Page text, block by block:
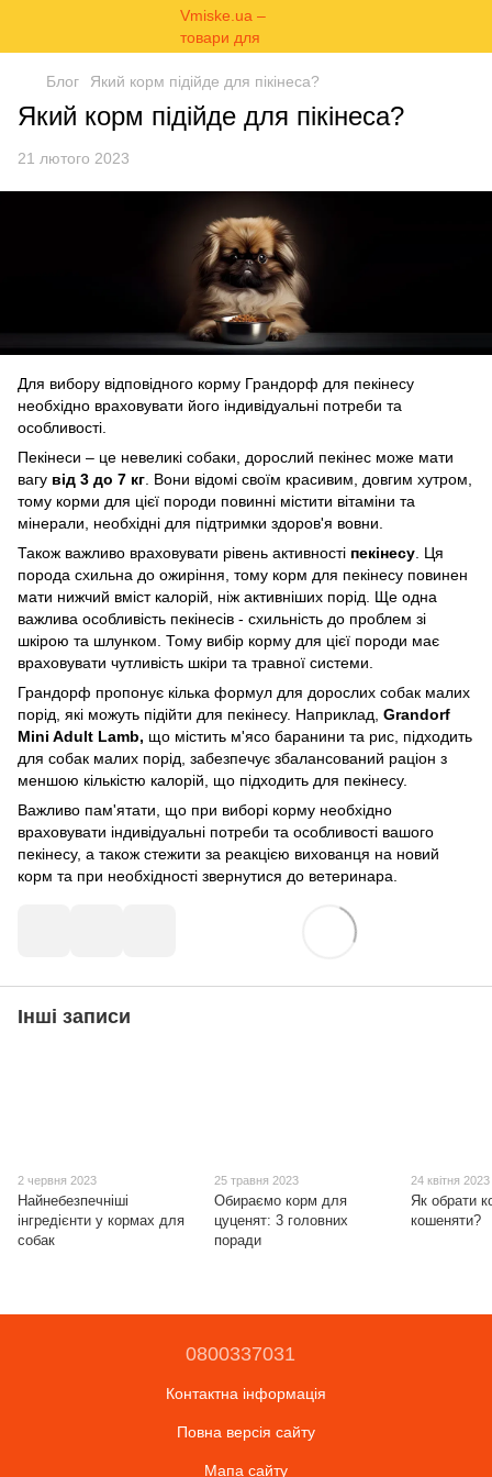
Блог Який корм підійде для пікінеса?
Який корм підійде для пікінеса?
21 лютого 2023
Для вибору відповідного корму Грандорф для пекінесу
необхідно враховувати його індивідуальні потреби та
особливості.
Пекінеси – це невеликі собаки, дорослий пекінес може мати
вагу від 3 до 7 кг. Вони відомі своїм красивим, довгим хутром,
тому корми для цієї породи повинні містити вітаміни та
мінерали, необхідні для підтримки здоров'я вовни.
Також важливо враховувати рівень активності пекінесу. Ця
порода схильна до ожиріння, тому корм для пекінесу повинен
мати нижчий вміст калорій, ніж активніших порід. Ще одна
важлива особливість пекінесів - схильність до проблем зі
шкірою та шлунком. Тому вибір корму для цієї породи має
враховувати чутливість шкіри та травної системи.
Грандорф пропонує кілька формул для дорослих собак малих
порід, які можуть підійти для пекінесу. Наприклад, Grandorf
Mini Adult Lamb, що містить м'ясо баранини та рис, підходить
для собак малих порід, забезпечує збалансований раціон з
меншою кількістю калорій, що підходить для пекінесу.
Важливо пам'ятати, що при виборі корму необхідно
враховувати індивідуальні потреби та особливості вашого
пекінесу, а також стежити за реакцією вихованця на новий
корм та при необхідності звернутися до ветеринара.
Інші записи
2 червня 2023
Найнебезпечніші
інгредієнти у кормах для
собак
25 травня 2023
Обираємо корм для
цуценят: 3 головних
поради
24 квітня 2023
Як обрати
кошеняти?
0800337031
Контактна інформація
Повна версія сайту
Мапа сайту